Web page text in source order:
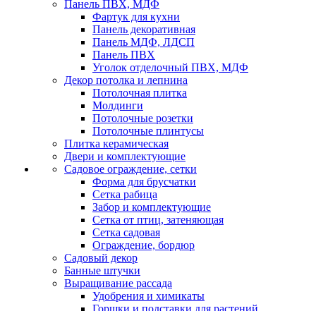
Панель ПВХ, МДФ
Фартук для кухни
Панель декоративная
Панель МДФ, ЛДСП
Панель ПВХ
Уголок отделочный ПВХ, МДФ
Декор потолка и лепнина
Потолочная плитка
Молдинги
Потолочные розетки
Потолочные плинтусы
Плитка керамическая
Двери и комплектующие
Садовое ограждение, сетки
Форма для брусчатки
Сетка рабица
Забор и комплектующие
Сетка от птиц, затеняющая
Сетка садовая
Ограждение, бордюр
Садовый декор
Банные штучки
Выращивание рассада
Удобрения и химикаты
Горшки и подставки для растений